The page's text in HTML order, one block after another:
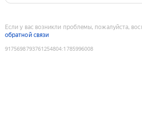
Если у вас возникли проблемы, пожалуйста,
обратной связи
9175698793761254804:1785996008